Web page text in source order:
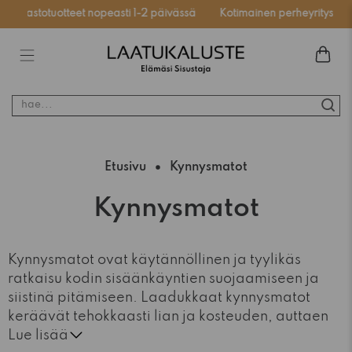
Varastotuotteet nopeasti 1-2 päivässä Kotimainen perheyritys
hae...
Etusivu Kynnysmatot
Kynnysmatot
Kynnysmatot ovat käytännöllinen ja tyylikäs
ratkaisu kodin sisäänkäyntien suojaamiseen ja
siistinä pitämiseen. Laadukkaat kynnysmatot
keräävät tehokkaasti lian ja kosteuden, auttaen
pitämään lattiat puhtaina ympäri vuoden.
Lue lisää